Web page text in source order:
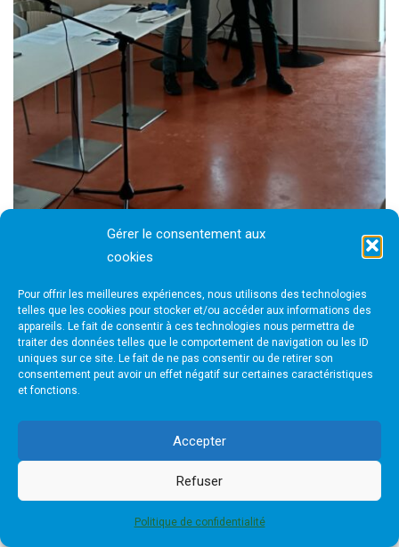
Gérer le consentement aux
cookies
Pour offrir les meilleures expériences, nous utilisons des technologies
telles que les cookies pour stocker et/ou accéder aux informations des
appareils. Le fait de consentir à ces technologies nous permettra de
traiter des données telles que le comportement de navigation ou les ID
uniques sur ce site. Le fait de ne pas consentir ou de retirer son
consentement peut avoir un effet négatif sur certaines caractéristiques
et fonctions.
Accepter
Refuser
Politique de confidentialité